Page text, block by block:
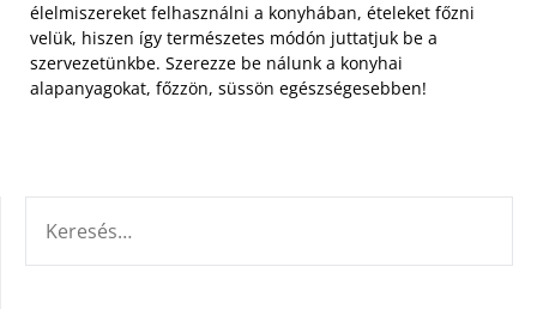
élelmiszereket felhasználni a konyhában, ételeket főzni
velük, hiszen így természetes módón juttatjuk be a
szervezetünkbe. Szerezze be nálunk a konyhai
alapanyagokat, főzzön, süssön egészségesebben!